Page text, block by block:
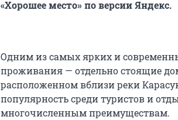
«Хорошее место» по версии Яндекс.
Одним из самых ярких и
проживания — отдельно стоящие
расположенном вблизи реки
популярность среди туристов и
многочисленным преимуществам.